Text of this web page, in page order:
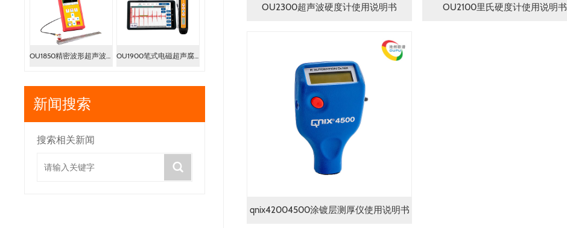
新闻搜索
搜索相关新闻
OU2300超声波硬度计使用说明书 OU2100里氏硬度计使用说明书
qnix42004500涂镀层测厚仪使用说明书